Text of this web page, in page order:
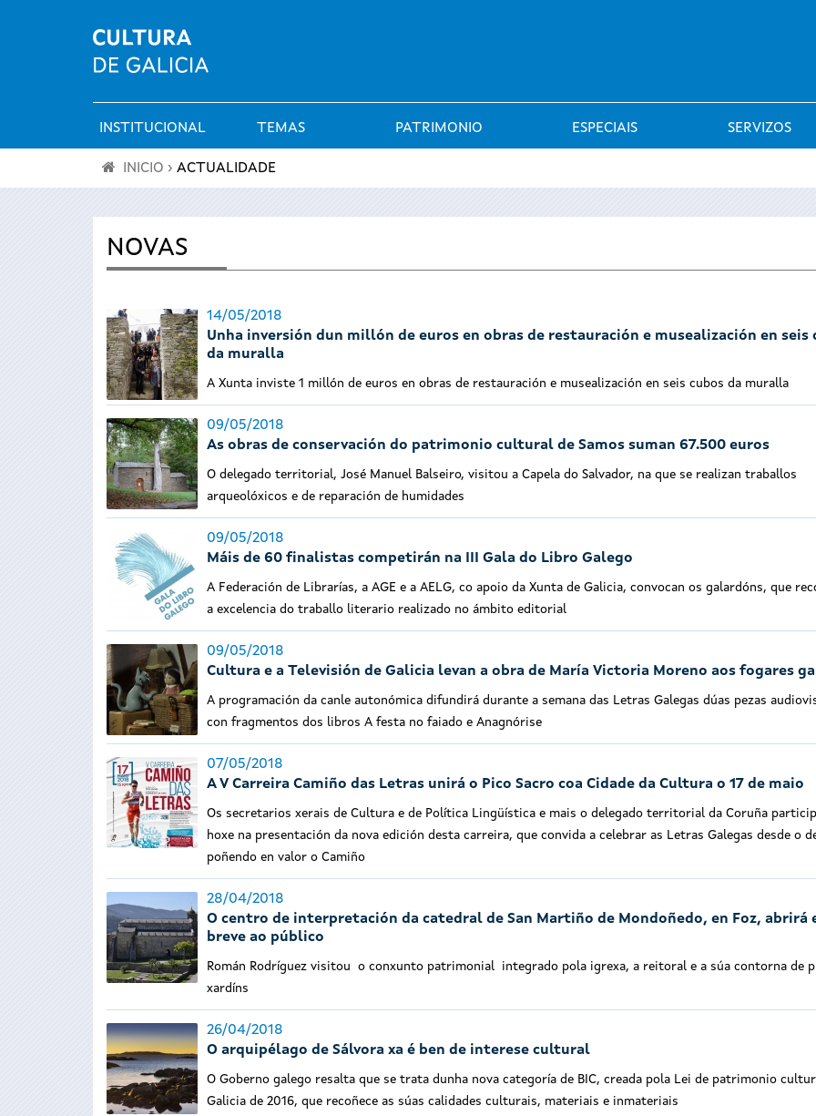
Menú
principal
INSTITUCIONAL TEMAS PATRIMONIO ESPECIAIS SERVIZOS
está
INICIO › ACTUALIDADE
NOVAS
14/05/2018
Unha inversión dun millón de euros en obras de restauración e musealización en seis
da muralla
A Xunta inviste 1 millón de euros en obras de restauración e musealización en seis cubos da muralla
09/05/2018
As obras de conservación do patrimonio cultural de Samos suman 67.500 euros
O delegado territorial, José Manuel Balseiro, visitou a Capela do Salvador, na que se realizan traballos
arqueolóxicos e de reparación de humidades
09/05/2018
Máis de 60 finalistas competirán na III Gala do Libro Galego
A Federación de Librarías, a AGE e a AELG, co apoio da Xunta de Galicia, convocan os galardóns, que
a excelencia do traballo literario realizado no ámbito editorial
09/05/2018
Cultura e a Televisión de Galicia levan a obra de María Victoria Moreno aos fogares
A programación da canle autonómica difundirá durante a semana das Letras Galegas dúas pezas
con fragmentos dos libros A festa no faiado e Anagnórise
07/05/2018
A V Carreira Camiño das Letras unirá o Pico Sacro coa Cidade da Cultura o 17 de maio
Os secretarios xerais de Cultura e de Política Lingüística e mais o delegado territorial da Coruña
hoxe na presentación da nova edición desta carreira, que convida a celebrar as Letras Galegas desde o
poñendo en valor o Camiño
28/04/2018
O centro de interpretación da catedral de San Martiño de Mondoñedo, en Foz, abrirá
breve ao público
Román Rodríguez visitou o conxunto patrimonial integrado pola igrexa, a reitoral e a súa contorna de
xardíns
26/04/2018
O arquipélago de Sálvora xa é ben de interese cultural
O Goberno galego resalta que se trata dunha nova categoría de BIC, creada pola Lei de patrimonio
Galicia de 2016, que recoñece as súas calidades culturais, materiais e inmateriais